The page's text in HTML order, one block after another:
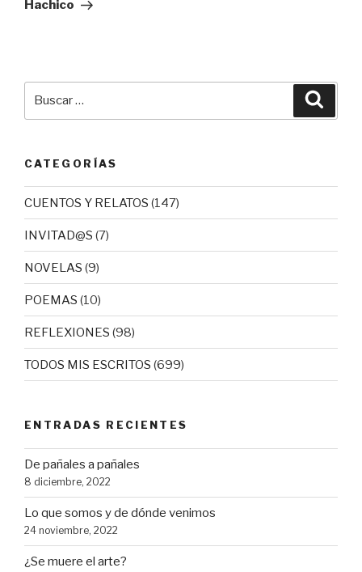
Hachico
CATEGORÍAS
CUENTOS Y RELATOS (147)
INVITAD@S (7)
NOVELAS (9)
POEMAS (10)
REFLEXIONES (98)
TODOS MIS ESCRITOS (699)
ENTRADAS RECIENTES
De pañales a pañales
8 diciembre, 2022
Lo que somos y de dónde venimos
24 noviembre, 2022
¿Se muere el arte?